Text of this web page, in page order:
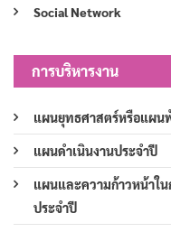
Social Network
การบริหารงาน
แผนยุทธศาสตร์หรือแผน
แผนดำเนินงานประจำปี
แผนและความก้าวหน้าใ
ประจำปี